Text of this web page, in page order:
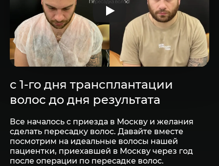
с 1-го дня трансплантации
волос до дня результата
Все началось с приезда в Москву и желания
сделать пересадку волос. Давайте вместе
посмотрим на идеальные волосы нашей
пациентки, приехавшей в Москву через год
после операции по пересадке волос.